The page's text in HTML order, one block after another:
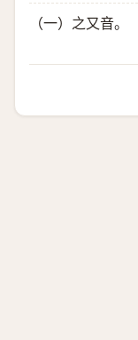
（一）​之又音。